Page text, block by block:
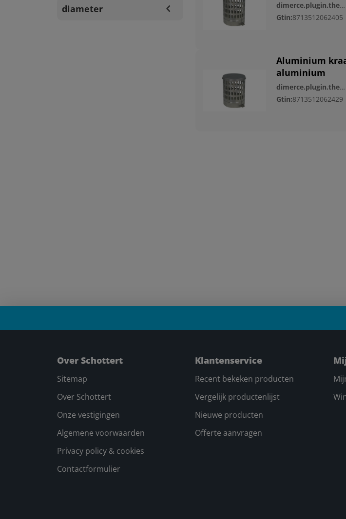
diameter
dimerce.plugin.theme.productnr:
Gtin:8713512062405
Aluminium
aluminium
dimerce.plugin.theme.productnr:
Gtin:8713512062429
Over Schottert
Sitemap
Over Schottert
Onze vestigingen
Algemene voorwaarden
Privacy policy & cookies
Contactformulier
Klantenservice
Recent bekeken producten
Vergelijk productenlijst
Nieuwe producten
Offerte aanvragen